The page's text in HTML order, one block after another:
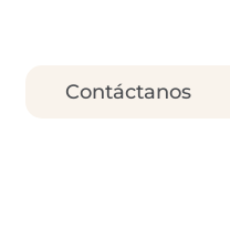
Contáctanos